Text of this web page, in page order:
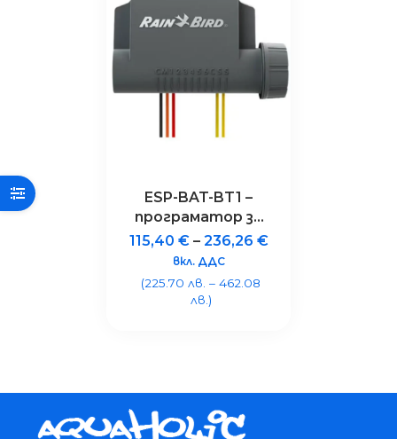
ESP-BAT-BT1 –
програматор за
поливни системи
с 1 станция,
Bluetooth®, IP68
115,40 €– 236,26 €
вкл. ДДС
(225.70 лв. – 462.08
лв.)